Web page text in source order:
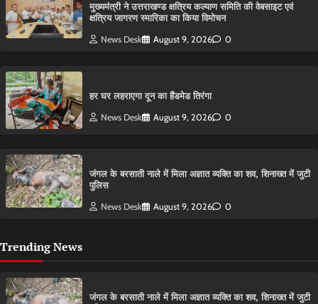
मुख्यमंत्री ने उत्तराखण्ड क्षत्रिय कल्याण समिति की वेबसाइट एवं
क्षत्रिय जागरण स्मारिका का किया विमोचन
News Desk August 9, 2026 0
हर घर लहराएगा दून का हैंडमेड तिरंगा
News Desk August 9, 2026 0
​जंगल के बरसाती नाले में मिला अज्ञात व्यक्ति का शव, शिनाख्त में जुटी
पुलिस
News Desk August 9, 2026 0
Trending News
​जंगल के बरसाती नाले में मिला अज्ञात व्यक्ति का शव, शिनाख्त में जुटी